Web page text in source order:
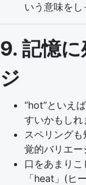
いう意味をし
9. 記憶
ジ
“hot”といえ
すいかもしれ
スペリング
覚的バリエー
口をあまりこ
「heat」(ヒ